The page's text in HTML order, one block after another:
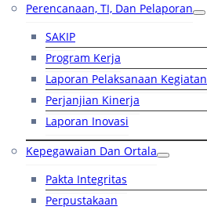
Perencanaan, TI, Dan Pelaporan
SAKIP
Program Kerja
Laporan Pelaksanaan Kegiatan
Perjanjian Kinerja
Laporan Inovasi
Kepegawaian Dan Ortala
Pakta Integritas
Perpustakaan